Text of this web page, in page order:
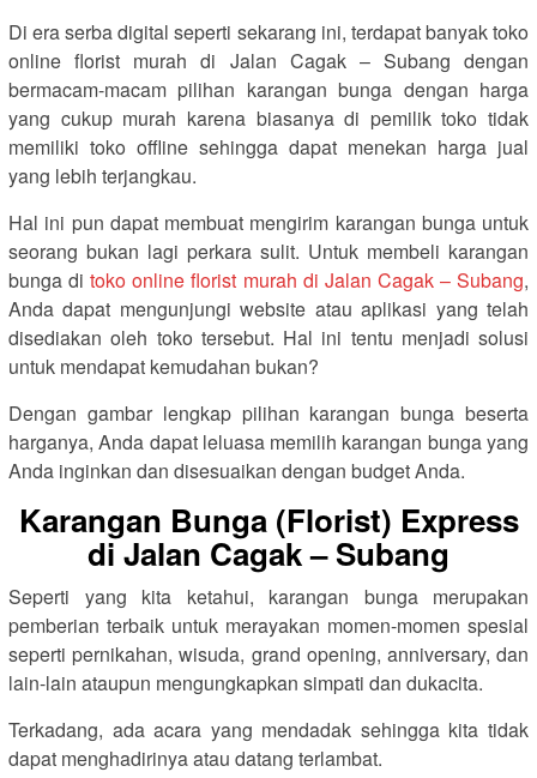
Di era serba digital seperti sekarang ini, terdapat banyak toko
online florist murah di Jalan Cagak – Subang dengan
bermacam-macam pilihan karangan bunga dengan harga
yang cukup murah karena biasanya di pemilik toko tidak
memiliki toko offline sehingga dapat menekan harga jual
yang lebih terjangkau.
Hal ini pun dapat membuat mengirim karangan bunga untuk
seorang bukan lagi perkara sulit. Untuk membeli karangan
bunga ditoko online florist murah di Jalan Cagak – Subang,
Anda dapat mengunjungi website atau aplikasi yang telah
disediakan oleh toko tersebut. Hal ini tentu menjadi solusi
untuk mendapat kemudahan bukan?
Dengan gambar lengkap pilihan karangan bunga beserta
harganya, Anda dapat leluasa memilih karangan bunga yang
Anda inginkan dan disesuaikan dengan budget Anda.
Karangan Bunga (Florist) Express
di Jalan Cagak – Subang
Seperti yang kita ketahui, karangan bunga merupakan
pemberian terbaik untuk merayakan momen-momen spesial
seperti pernikahan, wisuda, grand opening, anniversary, dan
lain-lain ataupun mengungkapkan simpati dan dukacita.
Terkadang, ada acara yang mendadak sehingga kita tidak
dapat menghadirinya atau datang terlambat.